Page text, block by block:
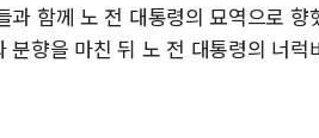
과 함께 노 전 대통령의 묘역으로
분향을 마친 뒤 노 전 대통령의 너